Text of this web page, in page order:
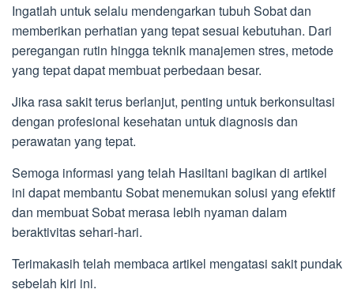
Ingatlah untuk selalu mendengarkan tubuh Sobat dan
memberikan perhatian yang tepat sesuai kebutuhan. Dari
peregangan rutin hingga teknik manajemen stres, metode
yang tepat dapat membuat perbedaan besar.
Jika rasa sakit terus berlanjut, penting untuk berkonsultasi
dengan profesional kesehatan untuk diagnosis dan
perawatan yang tepat.
Semoga informasi yang telah Hasiltani bagikan di artikel
ini dapat membantu Sobat menemukan solusi yang efektif
dan membuat Sobat merasa lebih nyaman dalam
beraktivitas sehari-hari.
Terimakasih telah membaca artikel mengatasi sakit pundak
sebelah kiri ini.